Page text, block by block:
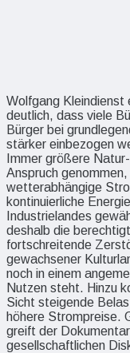
Wolfgang Kleindienst
deutlich, dass viele
Bürger bei
stärker einbezogen
Immer größere
Anspruch
wetterabhängige
kontinuierliche
Industrielandes
deshalb die
fortschreitende
gewachsener
noch in einem
Nutzen steht. Hinzu
Sicht steigende
höhere Strompreise.
greift der
gesellschaftlichen